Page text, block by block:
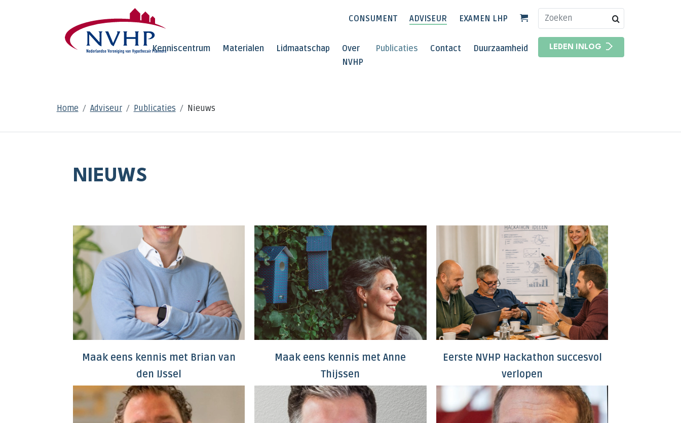
HOOFDNAVIGATIE
CONSUMENT ADVISEUR EXAMEN LHP
Kenniscentrum Materialen Lidmaatschap
Over
NVHP
Publicaties Contact Duurzaamheid LEDEN INLOG
KRUIMELPAD
Home Adviseur Publicaties Nieuws
NIEUWS
Maak eens kennis met Brian van
den IJssel
Maak eens kennis met Anne
Thijssen
Eerste NVHP Hackathon succesvol
verlopen